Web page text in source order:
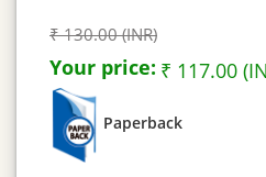
₹ 130.00 (INR)
Your price: ₹ 117.00
Paperback